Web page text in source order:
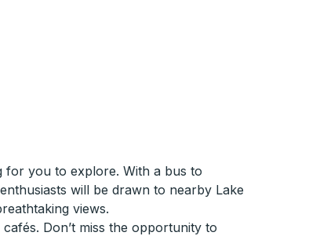
for you to explore. With a bus to
will be drawn to nearby Lake
views.
Don’t miss the opportunity to